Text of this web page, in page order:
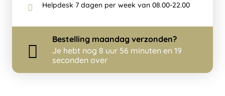
Helpdesk 7 dagen per week van 08.00-22.00
Bestelling maandag verzonden?
Je hebt nog 8 uur 56 minuten en 19
seconden over